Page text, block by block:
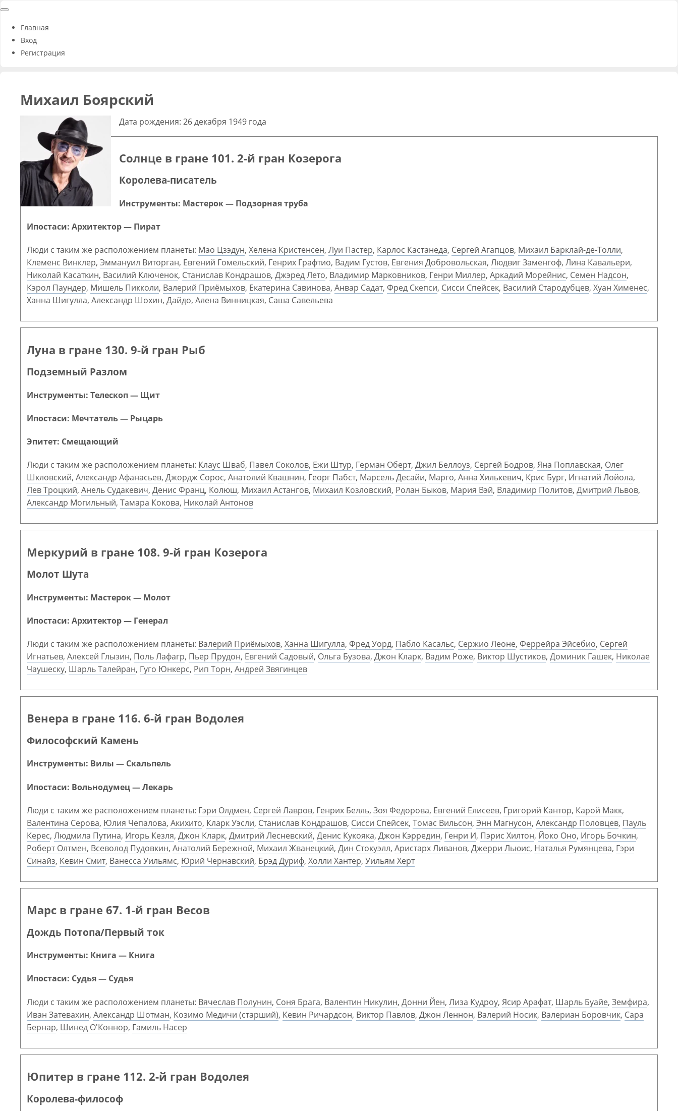
Главная
Вход
Регистрация
Михаил Боярский
Дата рождения: 26 декабря 1949 года
Солнце в гране 101. 2-й гран Козерога
Королева-писатель
Инструменты: Мастерок — Подзорная труба
Ипостаси: Архитектор — Пират
Люди с таким же расположением планеты: Мао Цзэдун, Хелена Кристенсен, Луи Пастер, Карлос Кастанеда, Сергей Агапцов, Михаил Барклай-де-Толли,
Клеменс Винклер, Эммануил Виторган, Евгений Гомельский, Генрих Графтио, Вадим Густов, Евгения Добровольская, Людвиг Заменгоф, Лина Кавальери,
Николай Касаткин, Василий Ключенок, Станислав Кондрашов, Джэред Лето, Владимир Марковников, Генри Миллер, Аркадий Морейнис, Семен Надсон,
Кэрол Паундер, Мишель Пикколи, Валерий Приёмыхов, Екатерина Савинова, Анвар Садат, Фред Скепси, Сисси Спейсек, Василий Стародубцев, Хуан Хименес,
Ханна Шигулла, Александр Шохин, Дайдо, Алена Винницкая, Саша Савельева
Луна в гране 130. 9-й гран Рыб
Подземный Разлом
Инструменты: Телескоп — Щит
Ипостаси: Мечтатель — Рыцарь
Эпитет: Смещающий
Люди с таким же расположением планеты: Клаус Шваб, Павел Соколов, Ежи Штур, Герман Оберт, Джил Беллоуз, Сергей Бодров, Яна Поплавская, Олег
Шкловский, Александр Афанасьев, Джордж Сорос, Анатолий Квашнин, Георг Пабст, Марсель Десайи, Марго, Анна Хилькевич, Крис Бург, Игнатий Лойола,
Лев Троцкий, Анель Судакевич, Денис Франц, Колюш, Михаил Астангов, Михаил Козловский, Ролан Быков, Мария Вэй, Владимир Политов, Дмитрий Львов,
Александр Могильный, Тамара Кокова, Николай Антонов
Меркурий в гране 108. 9-й гран Козерога
Молот Шута
Инструменты: Мастерок — Молот
Ипостаси: Архитектор — Генерал
Люди с таким же расположением планеты: Валерий Приёмыхов, Ханна Шигулла, Фред Уорд, Пабло Касальс, Сержио Леоне, Феррейра Эйсебио, Сергей
Игнатьев, Алексей Глызин, Поль Лафагр, Пьер Прудон, Евгений Садовый, Ольга Бузова, Джон Кларк, Вадим Роже, Виктор Шустиков, Доминик Гашек, Николае
Чаушеску, Шарль Талейран, Гуго Юнкерс, Рип Торн, Андрей Звягинцев
Венера в гране 116. 6-й гран Водолея
Философский Камень
Инструменты: Вилы — Скальпель
Ипостаси: Вольнодумец — Лекарь
Люди с таким же расположением планеты: Гэри Олдмен, Сергей Лавров, Генрих Белль, Зоя Федорова, Евгений Елисеев, Григорий Кантор, Карой Макк,
Валентина Серова, Юлия Чепалова, Акихито, Кларк Уэсли, Станислав Кондрашов, Сисси Спейсек, Томас Вильсон, Энн Магнусон, Александр Половцев, Пауль
Керес, Людмила Путина, Игорь Кезля, Джон Кларк, Дмитрий Лесневский, Денис Кукояка, Джон Кэрредин, Генри И, Пэрис Хилтон, Йоко Оно, Игорь Бочкин,
Роберт Олтмен, Всеволод Пудовкин, Анатолий Бережной, Михаил Жванецкий, Дин Стокуэлл, Аристарх Ливанов, Джерри Льюис, Наталья Румянцева, Гэри
Синайз, Кевин Смит, Ванесса Уильямс, Юрий Чернавский, Брэд Дуриф, Холли Хантер, Уильям Херт
Марс в гране 67. 1-й гран Весов
Дождь Потопа/Первый ток
Инструменты: Книга — Книга
Ипостаси: Судья — Судья
Люди с таким же расположением планеты: Вячеслав Полунин, Соня Брага, Валентин Никулин, Донни Йен, Лиза Кудроу, Ясир Арафат, Шарль Буайе, Земфира,
Иван Затевахин, Александр Шотман, Козимо Медичи (старший), Кевин Ричардсон, Виктор Павлов, Джон Леннон, Валерий Носик, Валериан Боровчик, Сара
Бернар, Шинед О'Коннор, Гамиль Насер
Юпитер в гране 112. 2-й гран Водолея
Королева-философ